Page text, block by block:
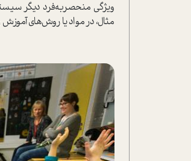
ویژگی منحصربه‌فرد دیگر
مثال، در مواد یا روش‌های